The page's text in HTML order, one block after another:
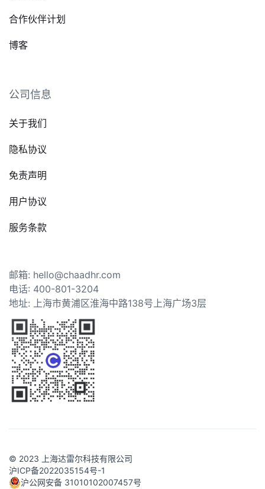
合作伙伴计划
博客
公司信息
关于我们
隐私协议
免责声明
用户协议
服务条款
邮箱: hello@chaadhr.com
电话: 400-801-3204
地址: 上海市黄浦区淮海中路138号上海广场3层
© 2023 上海达雷尔科技有限公司
沪ICP备2022035154号-1
沪公网安备 31010102007457号